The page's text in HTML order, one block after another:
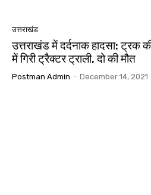
उत्तराखंड
उत्तराखंड में दर्दनाक हादसा: ट्रक
में गिरी ट्रैक्टर ट्राली, दो की मौत
Postman Admin - December 14, 2021